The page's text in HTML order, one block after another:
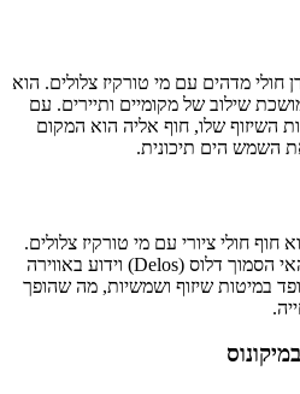
חולי מדהים עם מי טורקיז צלולים. הוא
שילוב של מקומיים ותיירים. עם
השיזוף שלו, חוף אליה הוא המקום
השמש הים תיכונית.
חוף חולי ציורי עם מי טורקיז צלולים.
המלון מציע נופים מדהימים של האי הסמוך דלוס (Delos) וידוע באווירה
במיטות שיזוף ושמשיות, מה שהופך